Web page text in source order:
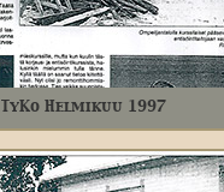
TyKo Helmikuu 1997